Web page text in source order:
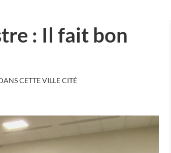
: Il fait bon
CETTE VILLE CITÉ